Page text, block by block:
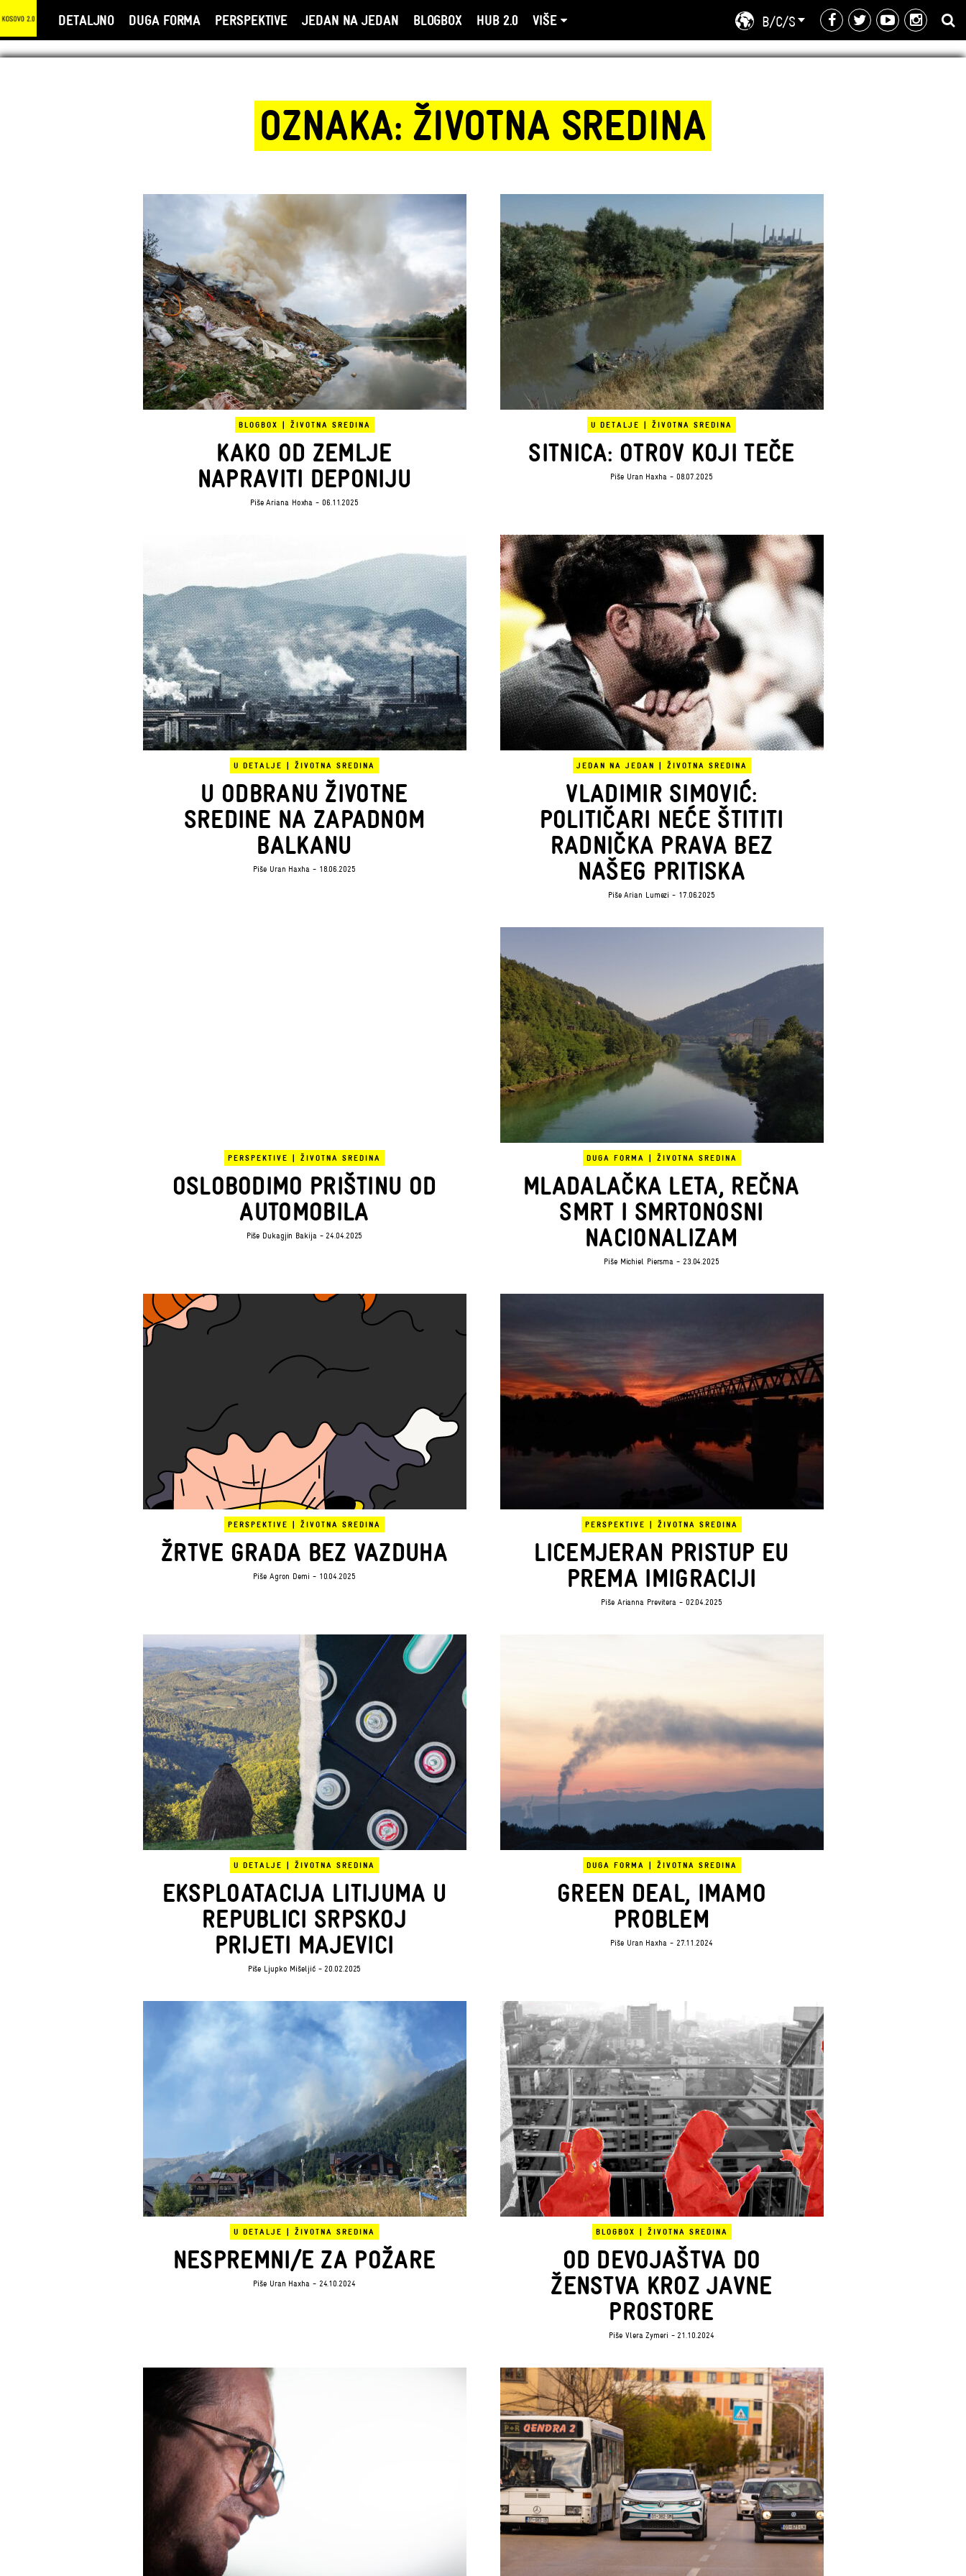
DETALJNO DUGA FORMA PERSPEKTIVE JEDAN NA JEDAN BLOGBOX HUB 2.0 VIŠE B/C/S
OZNAKA: ŽIVOTNA SREDINA
BLOGBOX | ŽIVOTNA SREDINA
KAKO OD ZEMLJE
NAPRAVITI DEPONIJU
PišeAriana Hoxha - 06.11.2025
U DETALJE | ŽIVOTNA SREDINA
SITNICA: OTROV KOJI TEČE
Piše Uran Haxha- 08.07.2025
U DETALJE | ŽIVOTNA SREDINA
U ODBRANU ŽIVOTNE
SREDINE NA ZAPADNOM
BALKANU
Piše Uran Haxha- 18.06.2025
JEDAN NA JEDAN | ŽIVOTNA SREDINA
VLADIMIR SIMOVIĆ:
POLITIČARI NEĆE ŠTITITI
RADNIČKA PRAVA BEZ
NAŠEG PRITISKA
PišeArian Lumezi - 17.06.2025
PERSPEKTIVE | ŽIVOTNA SREDINA
OSLOBODIMO PRIŠTINU OD
AUTOMOBILA
Piše Dukagjin Bakija- 24.04.2025
DUGA FORMA | ŽIVOTNA SREDINA
MLADALAČKA LETA, REČNA
SMRT I SMRTONOSNI
NACIONALIZAM
Piše Michiel Piersma - 23.04.2025
PERSPEKTIVE | ŽIVOTNA SREDINA
ŽRTVE GRADA BEZ VAZDUHA
Piše Agron Demi - 10.04.2025
PERSPEKTIVE | ŽIVOTNA SREDINA
LICEMJERAN PRISTUP EU
PREMA IMIGRACIJI
Piše Arianna Previtera - 02.04.2025
U DETALJE | ŽIVOTNA SREDINA
EKSPLOATACIJA LITIJUMA U
REPUBLICI SRPSKOJ
PRIJETI MAJEVICI
Piše Ljupko Mišeljić- 20.02.2025
DUGA FORMA | ŽIVOTNA SREDINA
GREEN DEAL, IMAMO
PROBLEM
Piše Uran Haxha- 27.11.2024
U DETALJE | ŽIVOTNA SREDINA
NESPREMNI/E ZA POŽARE
Piše Uran Haxha- 24.10.2024
BLOGBOX | ŽIVOTNA SREDINA
OD DEVOJAŠTVA DO
ŽENSTVA KROZ JAVNE
PROSTORE
Piše Vlera Zymeri - 21.10.2024